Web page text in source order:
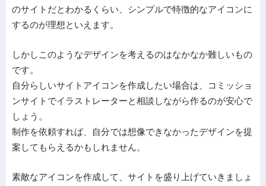
のサイトだとわかるくらい、シンプルで特徴的なアイコンに
するのが理想といえます。
しかしこのようなデザインを考えるのはなかなか難しいもの
です。
自分らしいサイトアイコンを作成したい場合は、コミッショ
ンサイトでイラストレーターと相談しながら作るのが安心で
しょう。
制作を依頼すれば、自分では想像できなかったデザインを提
案してもらえるかもしれません。
素敵なアイコンを作成して、サイトを盛り上げていきましょ